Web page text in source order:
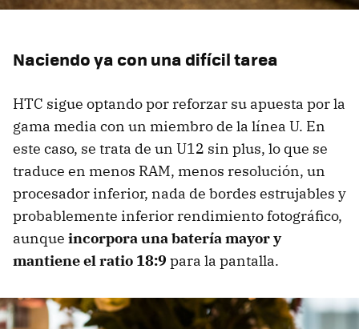
Naciendo ya con una difícil tarea
HTC sigue optando por reforzar su apuesta por la
gama media con un miembro de la línea U. En
este caso, se trata de un U12 sin plus, lo que se
traduce en menos RAM, menos resolución, un
procesador inferior, nada de bordes estrujables y
probablemente inferior rendimiento fotográfico,
aunque incorpora una batería mayor y
mantiene el ratio 18:9 para la pantalla.